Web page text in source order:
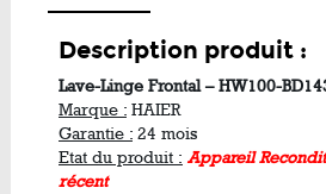
Description produit :
Lave-Linge Frontal – HW100-
Marque : HAIER
Garantie : 24 mois
Etat du produit : Appareil
récent